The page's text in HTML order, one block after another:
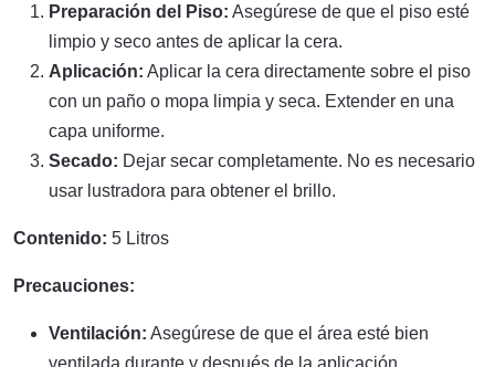
Preparación del Piso: Asegúrese de que el piso esté
limpio y seco antes de aplicar la cera.
Aplicación: Aplicar la cera directamente sobre el piso
con un paño o mopa limpia y seca. Extender en una
capa uniforme.
Secado: Dejar secar completamente. No es necesario
usar lustradora para obtener el brillo.
Contenido: 5 Litros
Precauciones:
Ventilación: Asegúrese de que el área esté bien
ventilada durante y después de la aplicación.